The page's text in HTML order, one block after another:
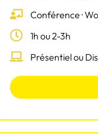
Conférence ·
1h ou 2-3h
Présentiel ou